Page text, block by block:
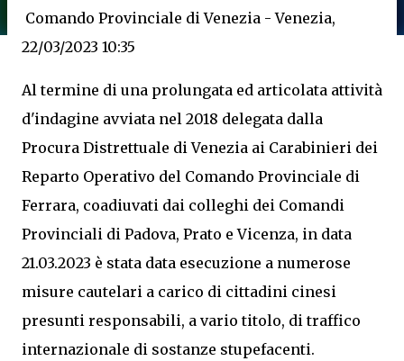
Comando Provinciale di Venezia - Venezia,
22/03/2023 10:35
Al termine di una prolungata ed articolata attività
d'indagine avviata nel 2018 delegata dalla
Procura Distrettuale di Venezia ai Carabinieri dei
Reparto Operativo del Comando Provinciale di
Ferrara, coadiuvati dai colleghi dei Comandi
Provinciali di Padova, Prato e Vicenza, in data
21.03.2023 è stata data esecuzione a numerose
misure cautelari a carico di cittadini cinesi
presunti responsabili, a vario titolo, di traffico
internazionale di sostanze stupefacenti.